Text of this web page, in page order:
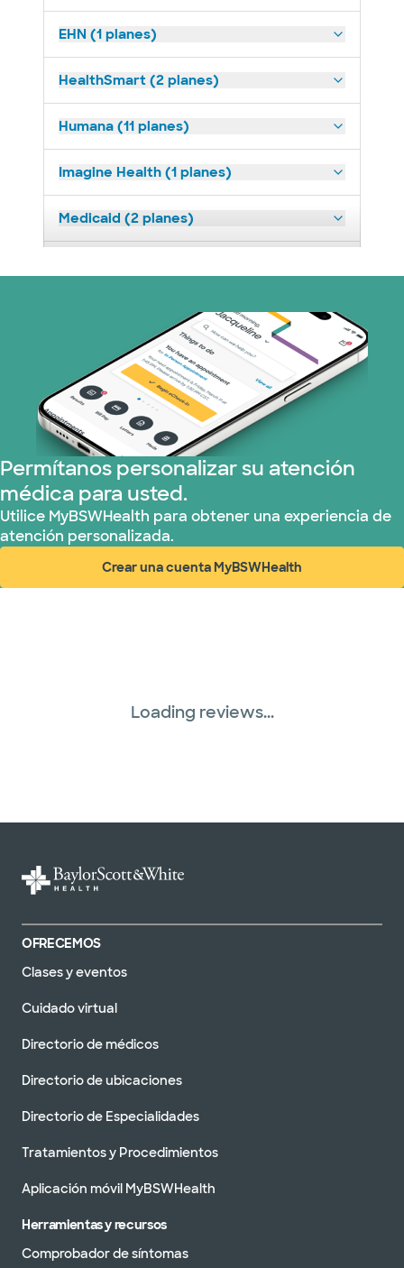
EHN (1 planes)
HealthSmart (2 planes)
Humana (11 planes)
Imagine Health (1 planes)
Medicaid (2 planes)
Nebraska Furniture Mart (3 planes)
Red PHCS (1 planes)
Prism Electric (1 planes)
Plan de Salud Superior (4 planes)
United HealthCare (28 planes)
WellMed (15 planes)
Permítanos personalizar su atención
médica para usted.
Utilice MyBSWHealth para obtener una experiencia de
atención personalizada.
Crear una cuenta MyBSWHealth
(abre en ventana nueva)
Loading reviews...
OFRECEMOS
Clases y eventos
Cuidado virtual
Directorio de médicos
Directorio de ubicaciones
Directorio de Especialidades
Tratamientos y Procedimientos
Aplicación móvil MyBSWHealth
Herramientas y recursos
Comprobador de síntomas